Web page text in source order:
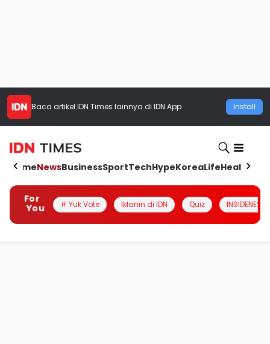
Baca artikel IDN Times lainnya di IDN App Install
HomeNewsBusinessSportTechHypeKoreaLifeHealth
For
You
# Yuk Vote Iklanin di IDN Quiz INSIDENESIA